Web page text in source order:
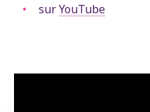
surYouTube